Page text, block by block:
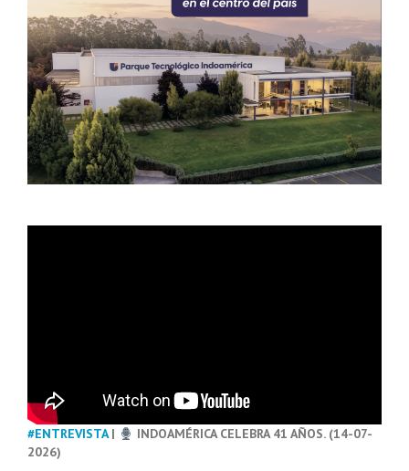
#ENTREVISTA|
INDOAMÉRICA CELEBRA 41 AÑOS. (14-07-
2026)